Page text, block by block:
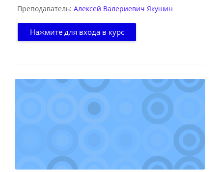
Преподаватель: Алексей Валериевич Якушин
Нажмите для входа в курс